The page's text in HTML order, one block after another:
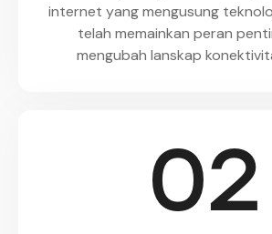
internet yang mengusung
telah memainkan peran
mengubah lanskap
02